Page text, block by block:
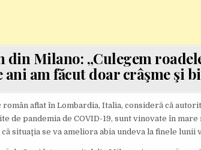
din Milano: „Culegem
ani am făcut doar crâşme şi
român aflat în Lombardia, Italia, consideră că
de pandemia de COVID-19, sunt vinovate în
situaţia se va ameliora abia undeva la finele lunii